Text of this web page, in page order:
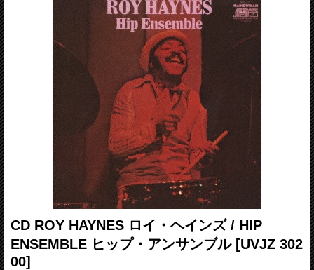
CD ROY HAYNES ロイ・ヘインズ / HIP
ENSEMBLE ヒップ・アンサンブル [UVJZ 302
00]